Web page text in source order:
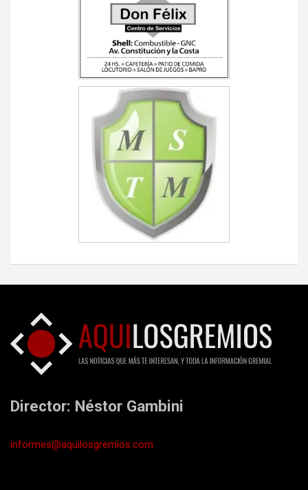
Director: Néstor Gambini
informes@aquilosgremios.com